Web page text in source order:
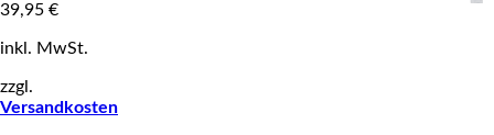
39,95 €
inkl. MwSt.
zzgl.
Versandkosten